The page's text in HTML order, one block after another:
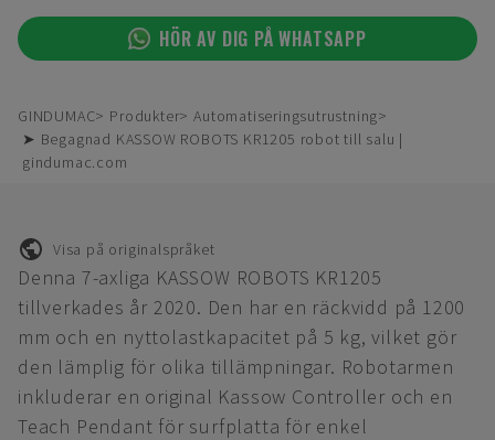
HÖR AV DIG PÅ WHATSAPP
GINDUMAC Produkter
Automatiseringsutrustning
➤ Begagnad KASSOW ROBOTS KR1205 robot till salu |
gindumac.com
Visa på originalspråket
Denna 7-axliga KASSOW ROBOTS KR1205
tillverkades år 2020. Den har en räckvidd på 1200
mm och en nyttolastkapacitet på 5 kg, vilket gör
den lämplig för olika tillämpningar. Robotarmen
inkluderar en original Kassow Controller och en
Teach Pendant för surfplatta för enkel